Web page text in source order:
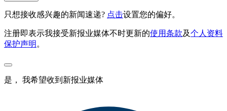
只想接收感兴趣的新闻速递? 点击设置您的偏好。
注册即表示我接受新报业媒体不时更新的使用条款及个人资料
保护声明 。
是， 我希望收到新报业媒体